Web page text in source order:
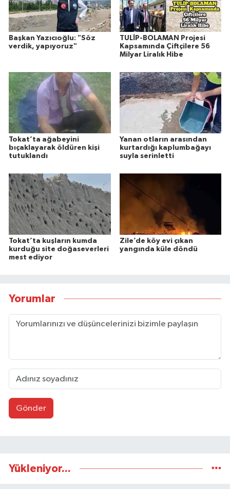
Başkan Yazıcıoğlu: "Söz
verdik, yapıyoruz"
TULİP-BOLAMAN Projesi
Kapsamında Çiftçilere 56
Milyar Liralık Hibe
Tokat’ta ağabeyini
bıçaklayarak öldüren kişi
tutuklandı
Yanan otların arasından
kurtardığı kaplumbağayı
suyla serinletti
Tokat’ta kuşların kumda
kurduğu site doğaseverleri
mest ediyor
Zile’de köy evi çıkan
yangında küle döndü
Yorumlar
Gönder
Yükleniyor...